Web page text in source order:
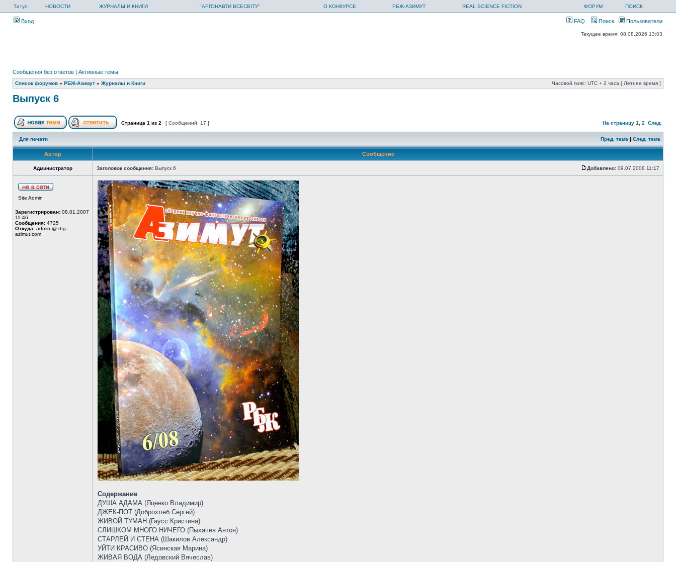
Титул НОВОСТИ ЖУРНАЛЫ И КНИГИ "АРГОНАВТИ ВСЕСВІТУ" О КОНКУРСЕ РБЖ-АЗИМУТ REAL SCIENCE FICTION ФОРУМ ПОИСК
Вход FAQ Поиск Пользователи
Текущее время: 08.08.2026 13:03
Сообщения без ответов | Активные темы
Список форумов » РБЖ-Азимут » Журналы и Книги Часовой пояс: UTC + 2 часа [ Летнее время ]
Выпуск 6
Страница 1 из 2 [ Сообщений: 17 ] На страницу 1 2 След.
Для печати Пред. тема | След. тема
Автор Сообщение
Администратор Заголовок сообщения: Выпуск 6 Добавлено: 09.07.2008 11:17
Site Admin
Зарегистрирован: 08.01.2007
11:46
Сообщения: 4725
Откуда: admin @ rbg-
azimut.com
Содержание
ДУША АДАМА (Яценко Владимир)
ДЖЕК-ПОТ (Доброхлеб Сергей)
ЖИВОЙ ТУМАН (Гаусс Кристина)
СЛИШКОМ МНОГО НИЧЕГО (Пыхачев Антон)
СТАРЛЕЙ И СТЕНА (Шакилов Александр)
УЙТИ КРАСИВО (Ясинская Марина)
ЖИВАЯ ВОДА (Ледовский Вячеслав)